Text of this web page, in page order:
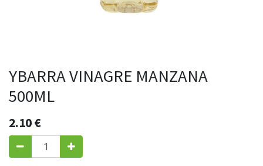
YBARRA VINAGRE MANZANA
500ML
2.10€